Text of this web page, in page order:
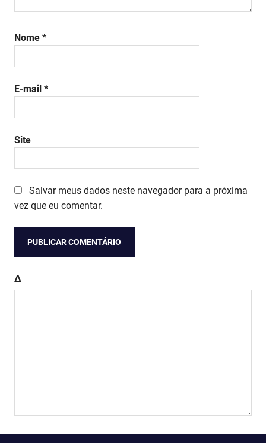
Nome *
E-mail *
Site
Salvar meus dados neste navegador para a próxima
vez que eu comentar.
Δ